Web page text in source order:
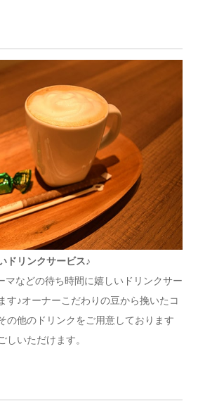
ドリンクサービス♪
マなどの待ち時間に嬉しいドリンクサー
す♪オーナーこだわりの豆から挽いたコ
の他のドリンクをご用意しております
しいただけます。